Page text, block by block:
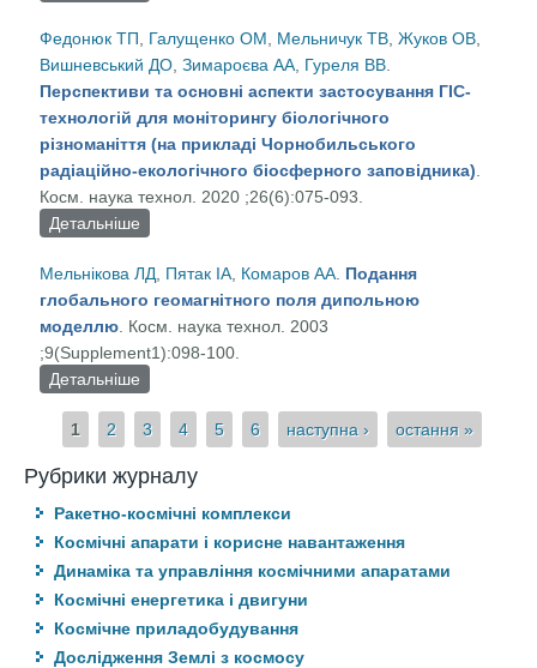
Федонюк ТП
Галущенко ОМ Мельничук ТВ ,Жуков ОВ
Вишневський ДО ,Зимароєва АА Гуреля ВВ
Перспективи та основні аспекти застосування ГІС-
технологій для моніторингу біологічного
різноманіття (на прикладі Чорнобильського
радіаційно-екологічного біосферного заповідника)
Косм. наука технол. 2020 ;26(6):075-093.
Детальніше
різноманіття (на прикладі Чорнобильського
радіаційно-екологічного біосферного
заповідника)
Мельнікова ЛД Пятак ІА Комаров АА Подання
глобального геомагнітного поля дипольною
моделлю . Косм. наука технол. 2003
;9(Supplement1):098-100.
Детальніше
Сторінки
1 2 3 4 5 6 наступна › остання »
Рубрики журналу
Ракетно-космічні комплекси
Космічні апарати і корисне навантаження
Динаміка та управління космічними апаратами
Космічні енергетика і двигуни
Космічне приладобудування
Дослідження Землі з космосу